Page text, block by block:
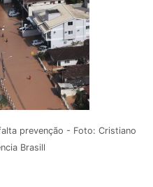
prevenção - Foto: Cristiano
Brasill